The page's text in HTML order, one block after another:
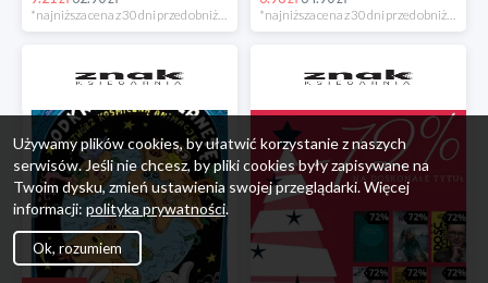
*najniższa cena z 30 dni przed obniżką *najniższa cena z 30 dni przed obniżką
Używamy plików cookies, by ułatwić korzystanie z naszych
serwisów. Jeśli nie chcesz, by pliki cookies były zapisywane na
Twoim dysku, zmień ustawienia swojej przeglądarki. Więcej
informacji: polityka prywatności.
Ok, rozumiem